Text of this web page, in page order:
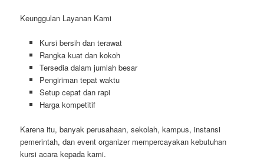
Keunggulan Layanan Kami
Kursi bersih dan terawat
Rangka kuat dan kokoh
Tersedia dalam jumlah besar
Pengiriman tepat waktu
Setup cepat dan rapi
Harga kompetitif
Karena itu, banyak perusahaan, sekolah, kampus, instansi
pemerintah, dan event organizer mempercayakan kebutuhan
kursi acara kepada kami.